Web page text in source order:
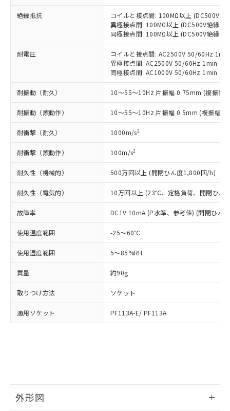
絶縁抵抗
コイルと接点間: 100MΩ以上 (DC500V絶
異極接点間: 100MΩ以上 (DC500V絶縁抵
同極接点間: 100MΩ以上 (DC500V絶縁抵
耐電圧
コイルと接点間: AC2500V 50/60Hz 1min
異極接点間: AC2500V 50/60Hz 1min
同極接点間: AC1000V 50/60Hz 1min
耐振動（耐久） 10～55～10Hz 片振幅 0.75mm (複振幅
耐振動（誤動作） 10～55～10Hz 片振幅 0.5mm (複振幅
耐衝撃（耐久） 1000m/s2
耐衝撃（誤動作） 100m/s2
耐久性（機械的） 500万回以上 (開閉ひん度1,800回/h)
耐久性（電気的） 10万回以上 (23℃、定格負荷、開閉ひん
故障率 DC1V 10mA (P水準、参考値) (開閉ひん
使用温度範囲 -25～60℃
使用湿度範囲 5～85%RH
質量 約90g
取りつけ方法 ソケット
適用ソケット PF113A-E/ PF113A
外形図
本サービスの対象外となる商品もある
ことをご了承ください。
在庫状況および標準価格照会結果は、
記載している更新日時点での社内デー
タに基づき作成されるものであり、閲
覧された時点での実際の在庫および標
準価格とは異なる場合があることをご
正式な納期状況および標準価格はお客
様のお取引先、またはお客様担当のオ
ムロン制御機器販売店・当社販売員に
ご相談ください。
オムロン制御機器販売店や当社販売拠
点は「
販売ネットワーク
在庫状況および標準価格結果を当社の
事前の承諾なく第三者に漏洩または開
示しないようお願いします。
マイパーツ機能（部品リスト作成サー
ビス）をご利用いただくには、I-Web
お客様が当ウェブサイト上で当社にご
および当社の共同利用者が、当社の製
品・サービスに関するお客様との取
引・商談に必要な範囲で利用すること
をご了承ください。
※当社の共同利用者とは、"個人情報
の共同利用に関して"
の「1.共同利
仕入先様の事情により、非含有部品として
いたものが、含有品と判明した場合などや
むを得ず変更することがあります。
鉛(Pb) 1000ppm以下、 水銀(Hg) 1000ppm以下、 カド
ミウム(Cd) 100ppm以下、
六価クロム(Cr(Ⅵ)) 1000ppm以下、ポリ臭化ビフェニル
ル) (DEHP)(別名：DOP) 1000ppm以下、フタル酸ブチ
ルベンジル（BBP） 1000ppm以下、フタル酸ジブチル
（DBP） 1000ppm以下、フタル酸ジイソブチル
(DIBP) 1000ppm以下
適用除外項目は除く。
フタル酸エステル類の４物質については閾値を超える意
図的な使用がないことを確認しています。
※2 対応予定月
部品在庫の切り替え状況などにより、予定
月が前後することがあります。
※3 非含有証明書ダウンロード
下記の非含有証明書をダウンロードするこ
EU RoHS指令（10物質）の非含有証明書
51物質の非含有証明書（当社基準）
荷製品に未対応品が混在することから備考
欄に対応日を記載しておりました。
「×」：最大均質材料含有率が中国RoHSの
基準値を超えていることを示します。
「－」：未確認です。当社販売部門へお問
*中国RoHS10物質の基準値 (GB/T26572)：
Pb(鉛) :1000ppm、 Hg(水銀) : 1000ppm、 Cd(カドミウ
Cr(Ⅵ)(六価クロム) : 1000ppm、 PBBs(ポリ臭化ビフェ
ニル類) : 1000ppm、 PBDEs(ポリ臭化ジフェニルエーテ
ル類) : 1000ppm、
DBP(フタル酸ジブチル) : 1000ppm、 DIBP(フタル酸ジ
イソブチル) : 1000ppm、 BBP(フタル酸ブチルベンジ
DEHP(フタル酸ビス(2-エチルヘキシル)) : 1000ppm
※2 環境保護使用期限
「ｅ」：有害物質（10物質）のすべてが基
準値以下であることを示します。
「10」：通常の使用状況下において有害物
質が外部に漏えいし、環境に深刻な影響を
及ぼさない年数を意味します。
「－」：未確認です。当社販売部門へお問
い合わせください。
当社は、これら貴社製品のうち、外国
為替および外国貿易法に定める商品
（以下｢規制貨物等」という）を輸出
または国外への提供する場合は、日本
国政府の輸出許可(または役務取引許
可)を取得するなどの必要な手続きを
当社は規制貨物を破棄する場合は、完
全に破砕するなど、違法に輸出されな
いよう必要な手段を講じます。
当社は貴社製品を、核兵器、ミサイ
ル、化学兵器、生物兵器またはその他
武器並びにこれらの製造装置等に一切
使用いたしません。
当社は、貴社製品を第三者に販売する
場合は、上記1、2および3の内容を当
該第三者に通知します。また当社は、
販売先および販売に係わる関係者が違
法に輸出するおそれがある場合は、取
り引きをいたしません。
○ 一定数以上の在庫あり
△ 一定数には満たないが在庫あり
－
在庫なし(最新の在庫状況につ
いては、お客様のお取引先、ま
たはお客様担当のオムロン制御
機器販売店・当社販売員にご確
認ください)
情報を公開していない機種